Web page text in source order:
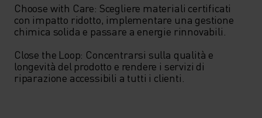
Choose with Care: Scegliere materiali certificati
con impatto ridotto, implementare una gestione
chimica solida e passare a energie rinnovabili.
Close the Loop: Concentrarsi sulla qualità e
longevità del prodotto e rendere i servizi di
riparazione accessibili a tutti i clienti.